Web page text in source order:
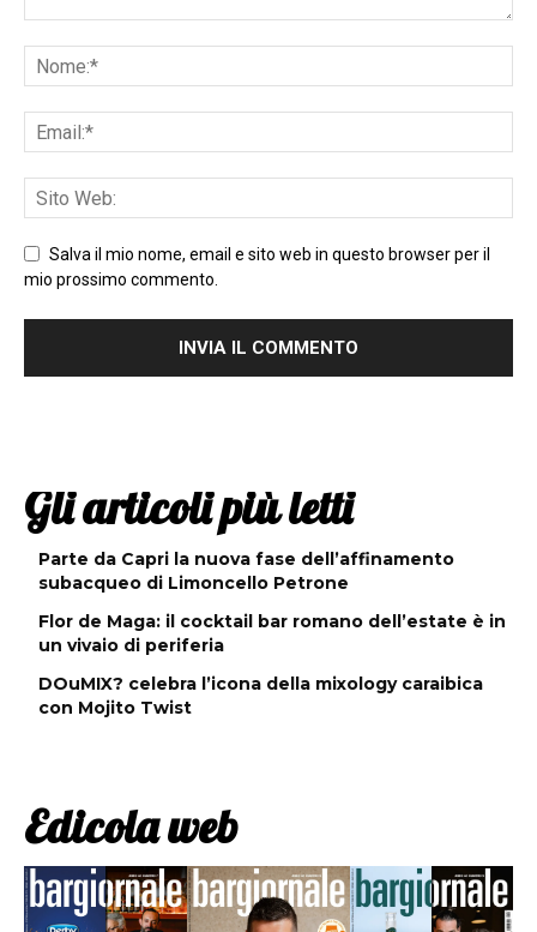
Salva il mio nome, email e sito web in questo browser per il
mio prossimo commento.
Gli articoli più letti
Parte da Capri la nuova fase dell’affinamento
subacqueo di Limoncello Petrone
Flor de Maga: il cocktail bar romano dell’estate è in
un vivaio di periferia
DOuMIX? celebra l’icona della mixology caraibica
con Mojito Twist
Edicola web